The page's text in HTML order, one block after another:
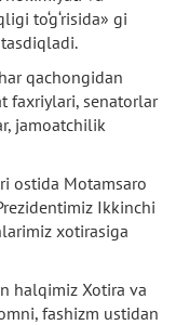
to‘g‘risida» gi
qachongidan
faxriylari, senatorlar
jamoatchilik
ostida Motamsaro
Ikkinchi
xotirasiga
halqimiz Xotira va
fashizm ustidan